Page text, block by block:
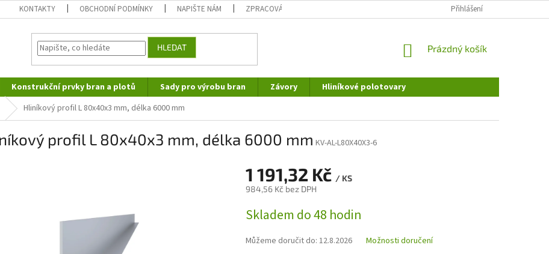
KONTAKTY OBCHODNÍ PODMÍNKY NAPIŠTE NÁM ZPRACOVÁNÍ OSOBNÍCH ÚDAJŮ REKLAMAČNÍ ŘÁD
Přihlášení
HLEDAT
NÁKUPNÍ
Prázdný košík
Konstrukční prvky bran a plotů Sady pro výrobu bran Závory
Hliníkové polotovary
Hliníkový profil L 80x40x3 mm, délka 6000 mm
profil L 80x40x3 mm, délka 6000 mm KV-AL-L80X40X3-6
1 191,32 Kč / KS
984,56 Kč bez DPH
cena:
Skladem do 48 hodin
Můžeme doručit do: 12.8.2026 Možnosti doručení